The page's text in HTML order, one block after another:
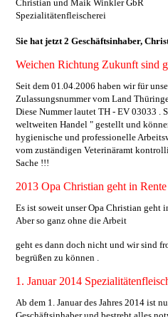
Christian und Maik Winkler GbR
Spezialitätenfleischerei
Sie hat jetzt 2 Geschäftsinhaber,
Weichen Richtung Zukunft sind
Seit dem 01.04.2006 haben wir für
Zulassungsnummer vom Land
Diese Nummer lautet TH - EV 03033 .
weltweiten Handel " gestellt und
hygienische und professionelle
vom zuständigen Veterinäramt
Sache !!!
2013 Opa Christian geht in Rente
Es ist soweit unser Opa Christian geht
Aber so ganz ohne die Arbeit
geht es dann doch nicht und wir sind
begrüßen zu können .
1. Januar 2014
Ab dem 1. Januar des Jahres 2014 ist